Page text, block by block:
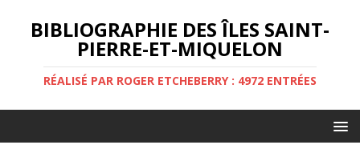
BIBLIOGRAPHIE DES ÎLES SAINT-
PIERRE-ET-MIQUELON
RÉALISÉ PAR ROGER ETCHEBERRY : 4972 ENTRÉES